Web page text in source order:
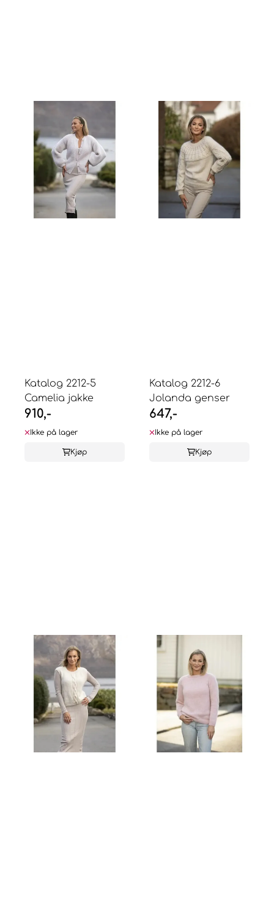
Katalog 2212-5
Camelia jakke
910,-
Ikke på lager
Kjøp
Katalog 2212-6
Jolanda genser
647,-
Ikke på lager
Kjøp